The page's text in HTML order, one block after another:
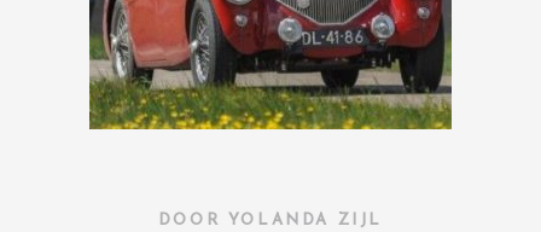
DOOR YOLANDA ZIJL